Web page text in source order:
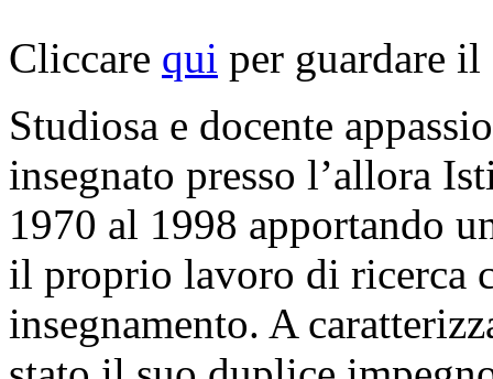
Cliccare qui per guardare
Studiosa e docente
insegnato presso l’allora
1970 al 1998 apportando
il proprio lavoro di ricerca
insegnamento. A